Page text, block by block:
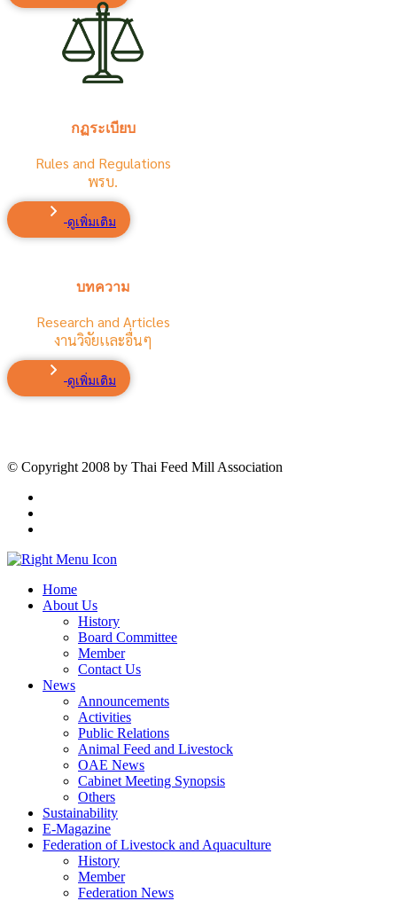
กฏระเบียบ
Rules and Regulations
พรบ.
ดูเพิ่มเติม
บทความ
Research and Articles
งานวิจัยเเละอื่นๆ
ดูเพิ่มเติม
© Copyright 2008 by Thai Feed Mill Association
Home
About Us
History
Board Committee
Member
Contact Us
News
Announcements
Activities
Public Relations
Animal Feed and Livestock
OAE News
Cabinet Meeting Synopsis
Others
Sustainability
E-Magazine
Federation of Livestock and Aquaculture
History
Member
Federation News